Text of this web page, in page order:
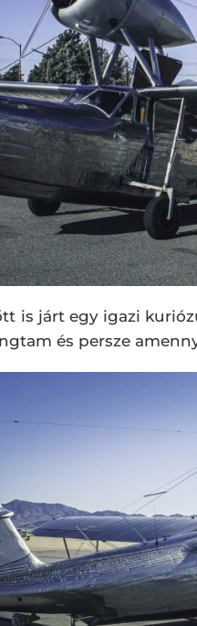
is járt egy igazi
és persze